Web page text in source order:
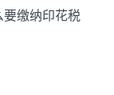
缴纳印花税